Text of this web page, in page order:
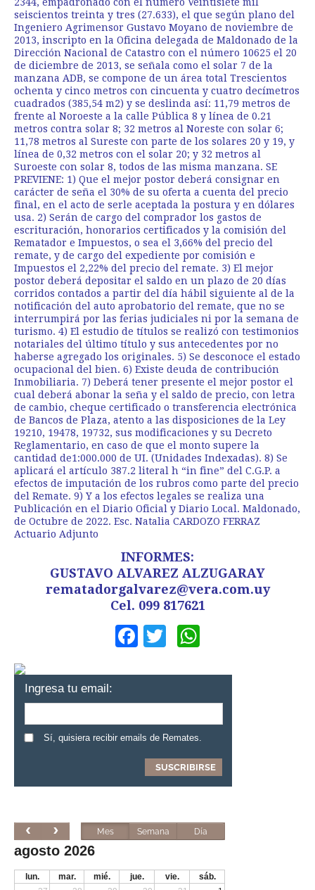
seiscientos treinta y tres (27.633), el que según plano del
Ingeniero Agrimensor Gustavo Moyano de noviembre de
2013, inscripto en la Oficina delegada de Maldonado de la
Dirección Nacional de Catastro con el número 10625 el 20
de diciembre de 2013, se señala como el solar 7 de la
manzana ADB, se compone de un área total Trescientos
ochenta y cinco metros con cincuenta y cuatro decímetros
cuadrados (385,54 m2) y se deslinda así: 11,79 metros de
frente al Noroeste a la calle Pública 8 y línea de 0.21
metros contra solar 8; 32 metros al Noreste con solar 6;
11,78 metros al Sureste con parte de los solares 20 y 19, y
línea de 0,32 metros con el solar 20; y 32 metros al
Suroeste con solar 8, todos de las misma manzana. SE
PREVIENE: 1) Que el mejor postor deberá consignar en
carácter de seña el 30% de su oferta a cuenta del precio
final, en el acto de serle aceptada la postura y en dólares
usa. 2) Serán de cargo del comprador los gastos de
escrituración, honorarios certificados y la comisión del
Rematador e Impuestos, o sea el 3,66% del precio del
remate, y de cargo del expediente por comisión e
Impuestos el 2,22% del precio del remate. 3) El mejor
postor deberá depositar el saldo en un plazo de 20 días
corridos contados a partir del día hábil siguiente al de la
notificación del auto aprobatorio del remate, que no se
interrumpirá por las ferias judiciales ni por la semana de
turismo. 4) El estudio de títulos se realizó con testimonios
notariales del último título y sus antecedentes por no
haberse agregado los originales. 5) Se desconoce el estado
ocupacional del bien. 6) Existe deuda de contribución
Inmobiliaria. 7) Deberá tener presente el mejor postor el
cual deberá abonar la seña y el saldo de precio, con letra
de cambio, cheque certificado o transferencia electrónica
de Bancos de Plaza, atento a las disposiciones de la Ley
19210, 19478, 19732, sus modificaciones y su Decreto
Reglamentario, en caso de que el monto supere la
cantidad de1:000.000 de UI. (Unidades Indexadas). 8) Se
aplicará el artículo 387.2 literal h “in fine” del C.G.P. a
efectos de imputación de los rubros como parte del precio
del Remate. 9) Y a los efectos legales se realiza una
Publicación en el Diario Oficial y Diario Local. Maldonado,
de Octubre de 2022. Esc. Natalia CARDOZO FERRAZ
Actuario Adjunto
INFORMES:
GUSTAVO ALVAREZ ALZUGARAY
rematadorgalvarez@vera.com.uy
Cel. 099 817621
Facebook
Twitter
Ingresa tu email:
Sí, quisiera recibir emails de Remates.
Mes Semana Día
agosto 2026
lun. mar. mié. jue. vie.
sáb.